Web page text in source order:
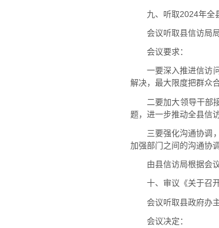
九、听取2024年全
会议听取县信访局
会议要求：
一要深入推进信访
解决，最大限度把群众
二要加大领导干部
题，进一步推动全县信
三要强化沟通协调
加强部门之间的沟通协
由县信访局根据会
十、审议《关于召
会议听取县政府办
会议决定：